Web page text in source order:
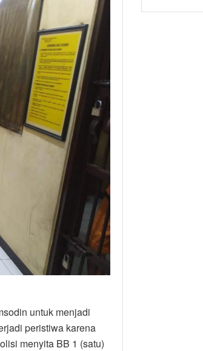
untuk menjadi
peristiwa karena
menyita BB 1 (satu)